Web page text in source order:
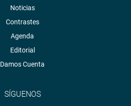
Noticias
Contrastes
Agenda
Editorial
Damos Cuenta
SÍGUENOS